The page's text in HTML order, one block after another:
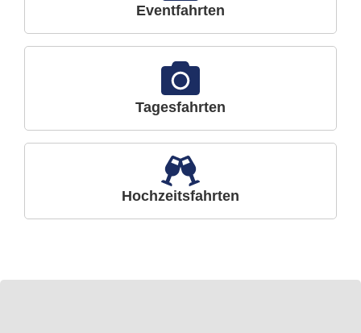
Eventfahrten
Tagesfahrten
Hochzeitsfahrten